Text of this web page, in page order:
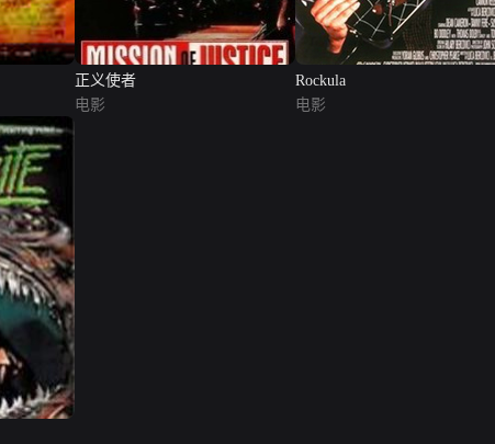
正义使者
电影
Rockula
电影